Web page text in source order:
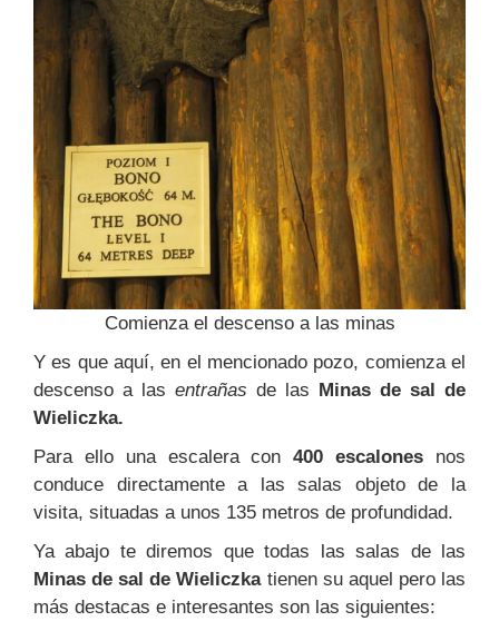
Comienza el descenso a las minas
Y es que aquí, en el mencionado pozo, comienza el
descenso a las entrañas de las Minas de sal de
Wieliczka.
Para ello una escalera con400 escalones nos
conduce directamente a las salas objeto de la
visita, situadas a unos 135 metros de profundidad.
Ya abajo te diremos que todas las salas de las
Minas de sal de Wieliczkatienen su aquel pero las
más destacas e interesantes son las siguientes: